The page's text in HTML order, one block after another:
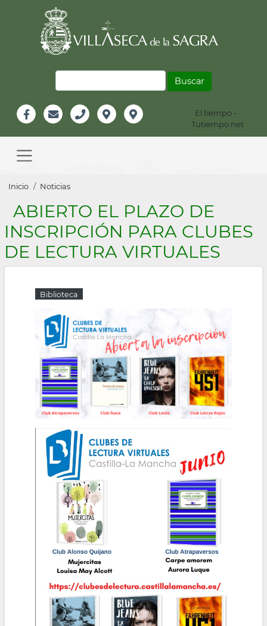
Información
Header
El tiempo -
Tutiempo.net
navigation
Sobrescribir
enlaces
de
ayuda
a
navegación
Inicio Noticias
ABIERTO EL PLAZO DE
INSCRIPCIÓN PARA CLUBES
DE LECTURA VIRTUALES
Biblioteca